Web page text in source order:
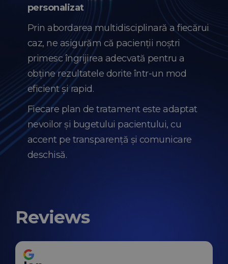
personalizat
Prin abordarea multidisciplinară a fiecărui
caz, ne asigurăm că pacienții noștri
primesc îngrijirea adecvată pentru a
obține rezultatele dorite într-un mod
eficient și rapid.
Fiecare plan de tratament este adaptat
nevoilor și bugetului pacientului, cu
accent pe transparență și comunicare
deschisă.
Reviews